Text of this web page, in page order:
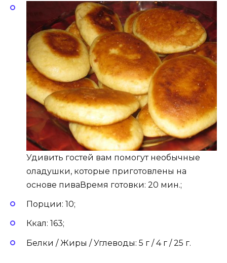
Удивить гостей вам помогут необычные
оладушки, которые приготовлены на
основе пиваВремя готовки: 20 мин.;
Порции: 10;
Ккал: 163;
Белки / Жиры / Углеводы: 5 г / 4 г / 25 г.